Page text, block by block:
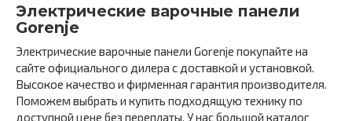
Электрические варочные панели
Gorenje
Электрические варочные панели Gorenje покупайте на
сайте официального дилера с доставкой и установкой.
Высокое качество и фирменная гарантия производителя.
Поможем выбрать и купить подходящую технику по
доступной цене без переплаты. У нас большой каталог